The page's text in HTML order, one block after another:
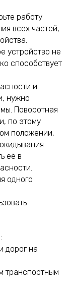
работу
всех частей,
устройство не
способствует
и
нужно
Поворотная
по этому
положении,
её в
одного
дорог на
транспортным